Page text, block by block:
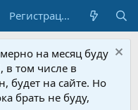
Регистрация
на месяц буду
в том числе в
будет на сайте. Но
брать не буду,